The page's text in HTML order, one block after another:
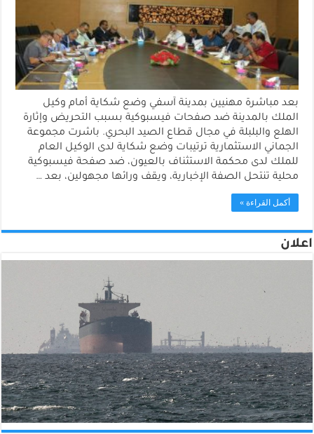
بعد مباشرة مهنيين بمدينة آسفي وضع شكاية أمام وكيل
الملك بالمدينة ضد صفحات فيسبوكية بسبب التحريض وإثارة
الهلع والبلبلة في مجال قطاع الصيد البحري. باشرت مجموعة
الجماني الاستثمارية ترتيبات وضع شكاية لدى الوكيل العام
للملك لدى محكمة الاستثناف بالعيون، ضد صفحة فيسبوكية
محلية تنتحل الصفة الإخبارية، ويقف ورائها مجهولين، بعد …
أكمل القراءة »
اعلان